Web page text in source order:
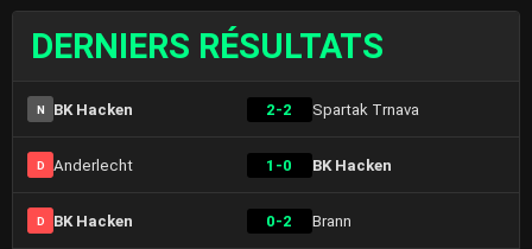
DERNIERS RÉSULTATS
N BK Hacken 2-2 Spartak Trnava
D Anderlecht 1-0 BK Hacken
D BK Hacken 0-2 Brann